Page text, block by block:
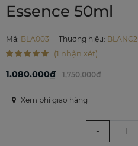
Essence 50ml
Mã: BLA003 Thương hiệu: BLANC2
(1 nhận xét)
1.080.000₫ 1,750,000đ
Xem phí giao hàng
-